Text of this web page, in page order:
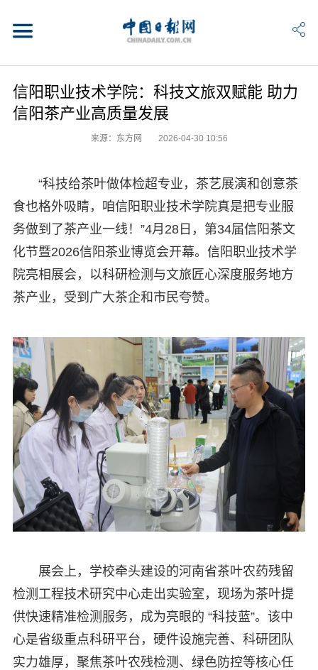
信阳职业技术学院：科技文旅双赋能 助力
信阳茶产业高质量发展
来源：东方网 2026-04-30 10:56
“科技给茶叶做体检超专业，茶艺展演和创意茶
食也格外吸睛，咱信阳职业技术学院真是把专业服
务做到了茶产业一线！”4月28日，第34届信阳茶文
化节暨2026信阳茶业博览会开幕。信阳职业技术学
院亮相展会，以科研检测与文旅匠心深度服务地方
茶产业，受到广大茶企和市民夸赞。
展会上，学校牵头建设的河南省茶叶农药残留
检测工程技术研究中心走出实验室，现场为茶叶提
供快速精准检测服务，成为亮眼的 “科技蓝”。该中
心是省级重点科研平台，硬件设施完善、科研团队
实力雄厚，聚焦茶叶农残检测、绿色防控等核心任